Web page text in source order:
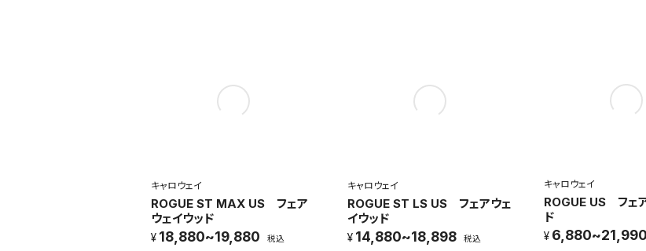
キャロウェイ
ROGUE ST MAX US フェア
ウェイウッド
18,880~19,880 税込
キャロウェイ
ROGUE ST LS US フェアウェ
イウッド
14,880~18,898 税込
キャロウェイ
ROGUE US フェ
ド
6,880~21,990